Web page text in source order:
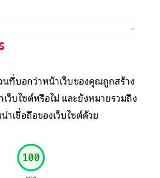
นที่บอกว่าหน้าเว็บของคุณถูกสร้าง
ว็บไซต์หรือไม่ และยังหมายรวมถึง
เชื่อถือของเว็บไซต์ด้วย